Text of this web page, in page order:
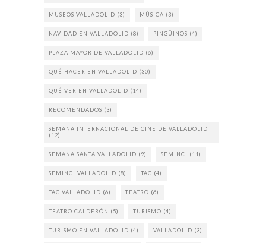
MUSEOS VALLADOLID (3) MÚSICA (3)
NAVIDAD EN VALLADOLID (8) PINGÜINOS (4)
PLAZA MAYOR DE VALLADOLID (6)
QUÉ HACER EN VALLADOLID (30)
QUÉ VER EN VALLADOLID (14)
RECOMENDADOS (3)
SEMANA INTERNACIONAL DE CINE DE VALLADOLID
(12)
SEMANA SANTA VALLADOLID (9) SEMINCI (11)
SEMINCI VALLADOLID (8) TAC (4)
TAC VALLADOLID (6) TEATRO (6)
TEATRO CALDERÓN (5) TURISMO (4)
TURISMO EN VALLADOLID (4) VALLADOLID (3)